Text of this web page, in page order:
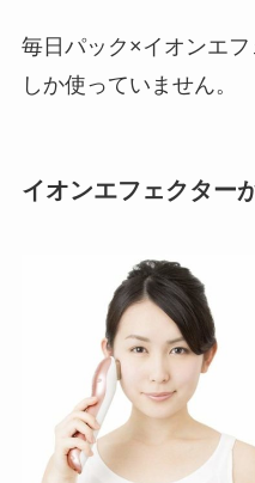
毎日パック×イオンエ
しか使っていません。
イオンエフェクター